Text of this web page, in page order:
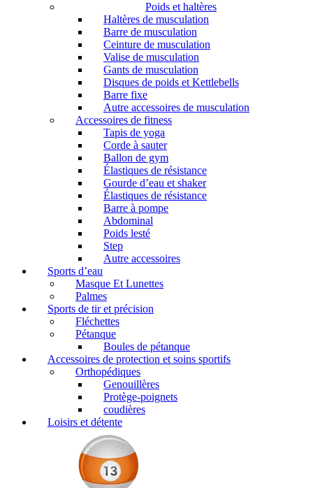
Poids et haltères
Haltères de musculation
Barre de musculation
Ceinture de musculation
Valise de musculation
Gants de musculation
Disques de poids et Kettlebells
Barre fixe
Autre accessoires de musculation
Accessoires de fitness
Tapis de yoga
Corde à sauter
Ballon de gym
Élastiques de résistance
Gourde d’eau et shaker
Élastiques de résistance
Barre à pompe
Abdominal
Poids lesté
Step
Autre accessoires
Sports d’eau
Masque Et Lunettes
Palmes
Sports de tir et précision
Fléchettes
Pétanque
Boules de pétanque
Accessoires de protection et soins sportifs
Orthopédiques
Genouillères
Protège-poignets
coudières
Loisirs et détente